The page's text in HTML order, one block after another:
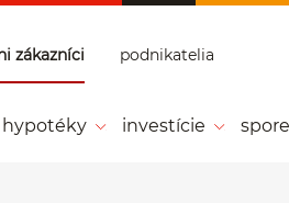
zákazníci
hypotéky investície
podnikatelia